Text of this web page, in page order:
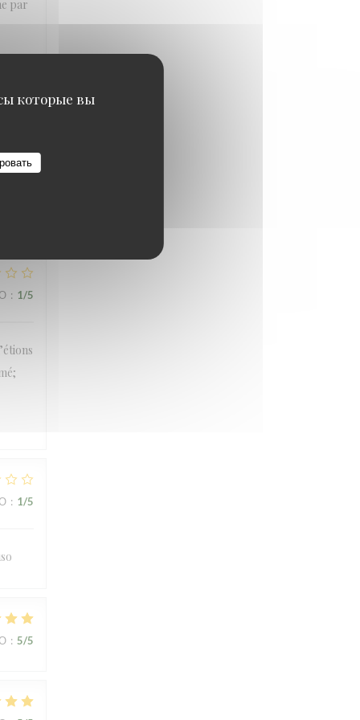
которые вы
par
: 1/5
: 1/5
: 5/5